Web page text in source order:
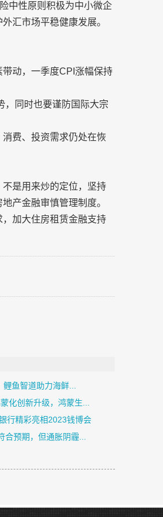
中性原则积极为中小微企
汇市场平稳健康发展。
动，一季度CPI涨幅保持
，同时也要谨防国际大宗
费、投资需求仍处在恢
是用来炒的定位，坚持
产金融审慎管理制度。
加大住房租赁金融支持
鱼智道助力海鲜...
化创新升级，鸿蒙生...
行精彩亮相2023钱博会
预期，但通胀阴霾...